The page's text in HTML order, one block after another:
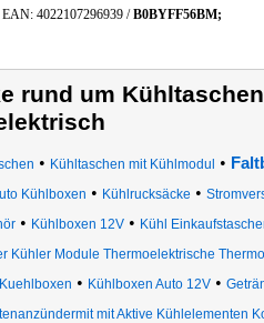
EAN: 4022107296939 /B0BYFF56BM;
rund um
• Kühltaschen mit Kühlmodul •
Kühlboxen • Kühlrucksäcke •
• Kühlboxen 12V• Kühl
Kühler Module Thermoelektrische
Kuehlboxen • Kühlboxen Auto 12V •
mit Aktive Kühlelementen